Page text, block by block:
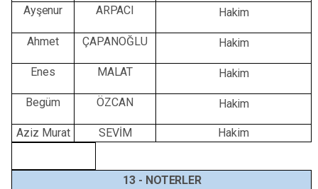
Ayşenur
ARPACI Hakim
Ahmet ÇAPANOĞLU Hakim
Enes MALAT Hakim
Begüm ÖZCAN Hakim
Aziz Murat SEVİM Hakim
13 - NOTERLER